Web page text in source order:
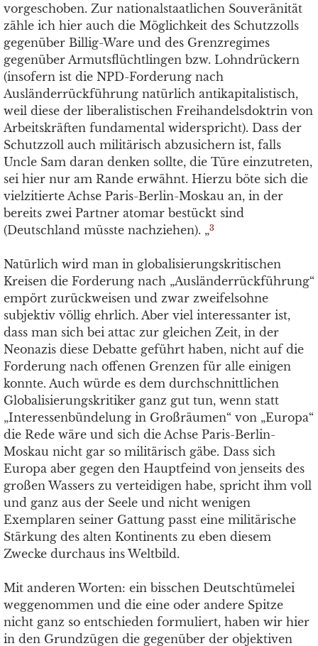
vorgeschoben. Zur nationalstaatlichen Souveränität
zähle ich hier auch die Möglichkeit des Schutzzolls
gegenüber Billig-Ware und des Grenzregimes
gegenüber Armutsflüchtlingen bzw. Lohndrückern
(insofern ist die NPD-Forderung nach
Ausländerrückführung natürlich antikapitalistisch,
weil diese der liberalistischen Freihandelsdoktrin von
Arbeitskräften fundamental widerspricht). Dass der
Schutzzoll auch militärisch abzusichern ist, falls
Uncle Sam daran denken sollte, die Türe einzutreten,
sei hier nur am Rande erwähnt. Hierzu böte sich die
vielzitierte Achse Paris-Berlin-Moskau an, in der
bereits zwei Partner atomar bestückt sind
(Deutschland müsste nachziehen). „3
Natürlich wird man in globalisierungskritischen
Kreisen die Forderung nach „Ausländerrückführung“
empört zurückweisen und zwar zweifelsohne
subjektiv völlig ehrlich. Aber viel interessanter ist,
dass man sich bei attac zur gleichen Zeit, in der
Neonazis diese Debatte geführt haben, nicht auf die
Forderung nach offenen Grenzen für alle einigen
konnte. Auch würde es dem durchschnittlichen
Globalisierungskritiker ganz gut tun, wenn statt
„Interessenbündelung in Großräumen“ von „Europa“
die Rede wäre und sich die Achse Paris-Berlin-
Moskau nicht gar so militärisch gäbe. Dass sich
Europa aber gegen den Hauptfeind von jenseits des
großen Wassers zu verteidigen habe, spricht ihm voll
und ganz aus der Seele und nicht wenigen
Exemplaren seiner Gattung passt eine militärische
Stärkung des alten Kontinents zu eben diesem
Zwecke durchaus ins Weltbild.
Mit anderen Worten: ein bisschen Deutschtümelei
weggenommen und die eine oder andere Spitze
nicht ganz so entschieden formuliert, haben wir hier
in den Grundzügen die gegenüber der objektiven